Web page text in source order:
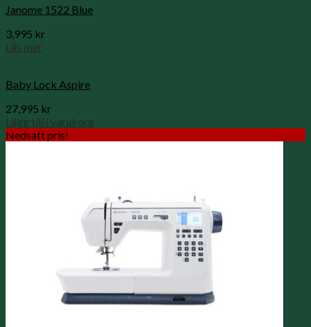
Janome 1522 Blue
3,995 kr
Läs mer
Baby Lock Aspire
27,995 kr
Lägg till i varukorg
Nedsatt pris!